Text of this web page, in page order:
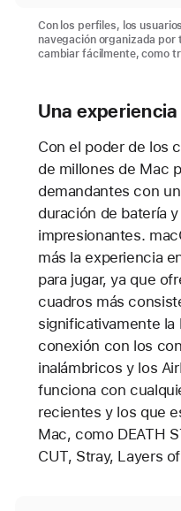
Con los perfiles, los
navegación organizada por
cambiar fácilmente, como
Una
Con el poder de los
de millones de Mac
demandantes con
duración de batería
impresionantes.
más la experiencia
para jugar, ya que
cuadros más
significativamente la
conexión con los
inalámbricos y los
funciona con
recientes y los que
Mac, como DEATH
CUT, Stray, Layers